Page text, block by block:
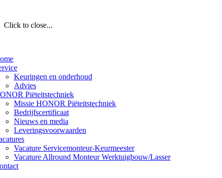
Click to close...
Keuringen en onderhoud
Advies
Piëteitstechniek
Missie HONOR Piëteitstechniek
Bedrijfscertificaat
Nieuws en media
Leveringsvoorwaarden
Vacature Servicemonteur-Keurmeester
Vacature Allround Monteur Werktuigbouw/Lasser